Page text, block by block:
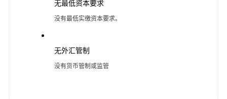
无最低资本要求
没有最低实缴资本要求。
无外汇管制
没有货币管制或监管